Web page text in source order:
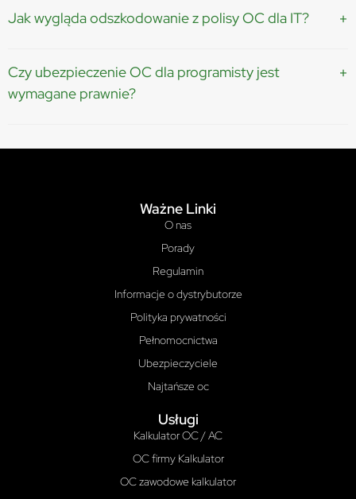
Jak wygląda odszkodowanie z polisy OC dla IT?
Czy ubezpieczenie OC dla programisty jest
wymagane prawnie?
Ważne Linki
O nas
Porady
Regulamin
Informacje o dystrybutorze
Polityka prywatności
Pełnomocnictwa
Ubezpieczyciele
Najtańsze oc
Usługi
Kalkulator OC / AC
OC firmy Kalkulator
OC zawodowe kalkulator